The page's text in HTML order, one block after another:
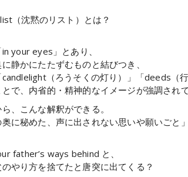
（沈黙のリスト）とは？
your eyes」とあり、
静かにたたずむものと結びつき、
（ろうそくの灯り）」「deeds（
で、内省的・精神的なイメージが強調されて
、こんな解釈ができる。
奥に秘めた、声に出されない思いや願いごと」
father’s ways behind と、
やり方を捨てたと唐突に出てくる？